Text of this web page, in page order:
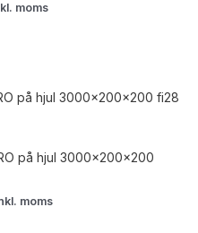
moms
på hjul 3000x200x200
moms